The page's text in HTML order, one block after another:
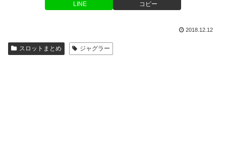
LINE コピー
2018.12.12
スロットまとめ ジャグラー